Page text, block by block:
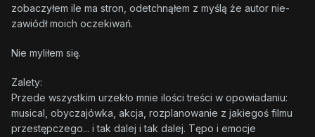
zobaczyłem ile ma stron, odetchnąłem z myślą że autor nie-
zawiódł moich oczekiwań.
Nie myliłem się.
Zalety:
Przede wszystkim urzekło mnie ilości treści w opowiadaniu:
musical, obyczajówka, akcja, rozplanowanie z jakiegoś filmu
przestępczego... i tak dalej i tak dalej. Tępo i emocje